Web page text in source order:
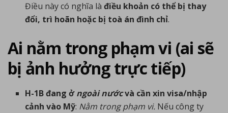
Điều này có nghĩa làđiều khoản có thể bị thay
đổi, trì hoãn hoặc bị toà án đình chỉ.
Ai nằm trong phạm vi (ai sẽ
bị ảnh hưởng trực tiếp)
H-1B đang ởngoài nướcvà cần xin visa/nhập
cảnh vào Mỹ: Nằm trong phạm vi. Nếu công ty